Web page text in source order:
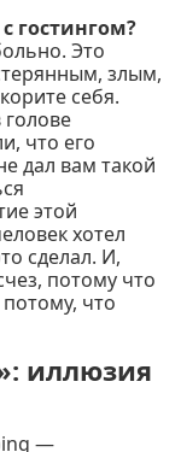
гостингом?
Это
злым,
себя.
что его
дал вам такой
этой
хотел
сделал. И,
потому что
что
иллюзия
—